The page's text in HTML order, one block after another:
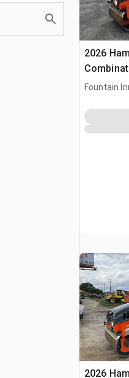
2026
Fountain
2026